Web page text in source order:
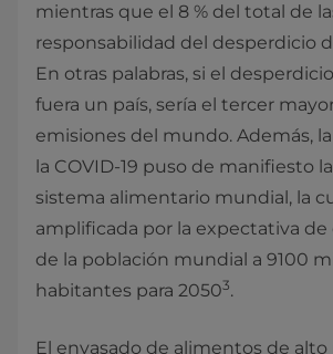
mientras que el 8 % del total de
responsabilidad del desperdicio
En otras palabras, si el
fuera un país, sería el tercer
emisiones del mundo. Además,
la COVID-19 puso de manifiesto
sistema alimentario mundial, la
amplificada por la expectativa
de la población mundial a 9100
habitantes para 20503.
El envasado de alimentos de